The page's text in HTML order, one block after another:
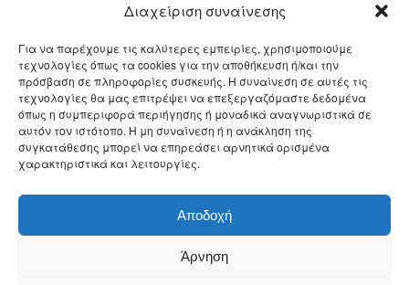
Διαχείριση συναίνεσης
Για να παρέχουμε τις καλύτερες εμπειρίες, χρησιμοποιούμε
τεχνολογίες όπως τα cookies για την αποθήκευση ή/και την
πρόσβαση σε πληροφορίες συσκευής. Η συναίνεση σε αυτές τις
τεχνολογίες θα μας επιτρέψει να επεξεργαζόμαστε δεδομένα
όπως η συμπεριφορά περιήγησης ή μοναδικά αναγνωριστικά σε
αυτόν τον ιστότοπο. Η μη συναίνεση ή η ανάκληση της
συγκατάθεσης μπορεί να επηρεάσει αρνητικά ορισμένα
χαρακτηριστικά και λειτουργίες.
Αποδοχή
Άρνηση
ΑΝΑΧΩΡΗΣΕΙΣ
Αναχωρήσεις/Αφίξεις εβδομαδιαίες:
Πειραιάς – Λεμεσός & αντιστρόφως
Θεσσαλονίκη – Λεμεσός & αντιστρόφως
Ηράκλειο – Λεμεσός μέσω Πειραιά